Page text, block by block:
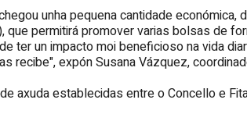
unha pequena cantidade
que permitirá promover varias bolsas de
ter un impacto moi beneficioso na vida
recibe", expón Susana Vázquez,
axuda establecidas entre o Concello e